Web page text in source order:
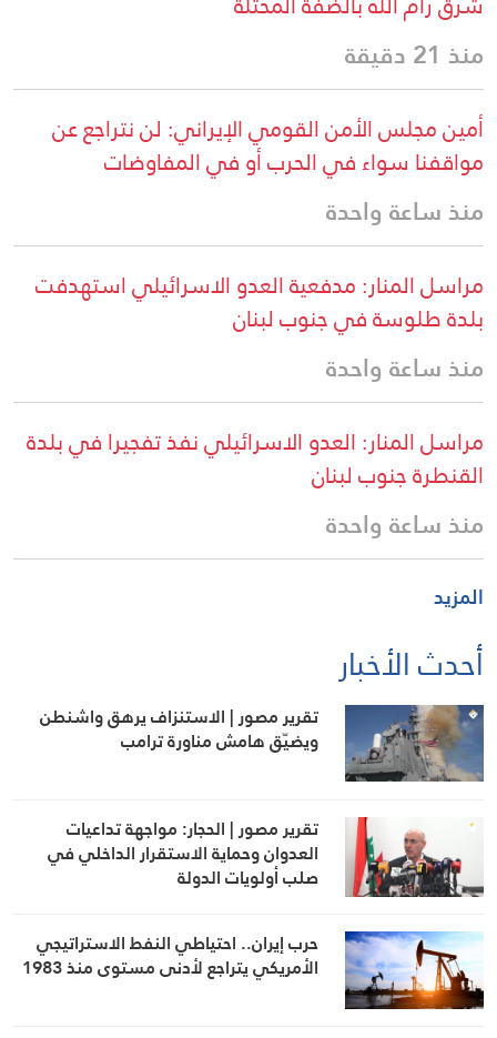
منذ 21 دقيقة
أمين مجلس الأمن القومي الإيراني: لن نتراجع عن
مواقفنا سواء في الحرب أو في المفاوضات
منذ ساعة واحدة
مراسل المنار: مدفعية العدو الاسرائيلي استهدفت
بلدة طلوسة في جنوب لبنان
منذ ساعة واحدة
مراسل المنار: العدو الاسرائيلي نفذ تفجيرا في بلدة
القنطرة جنوب لبنان
منذ ساعة واحدة
المزيد
أحدث الأخبار
تقرير مصور | الاستنزاف يرهق واشنطن
ويضيّق هامش مناورة ترامب
تقرير مصور | الحجار: مواجهة تداعيات
العدوان وحماية الاستقرار الداخلي في
صلب أولويات الدولة
حرب إيران.. احتياطي النفط الاستراتيجي
الأمريكي يتراجع لأدنى مستوى منذ 1983